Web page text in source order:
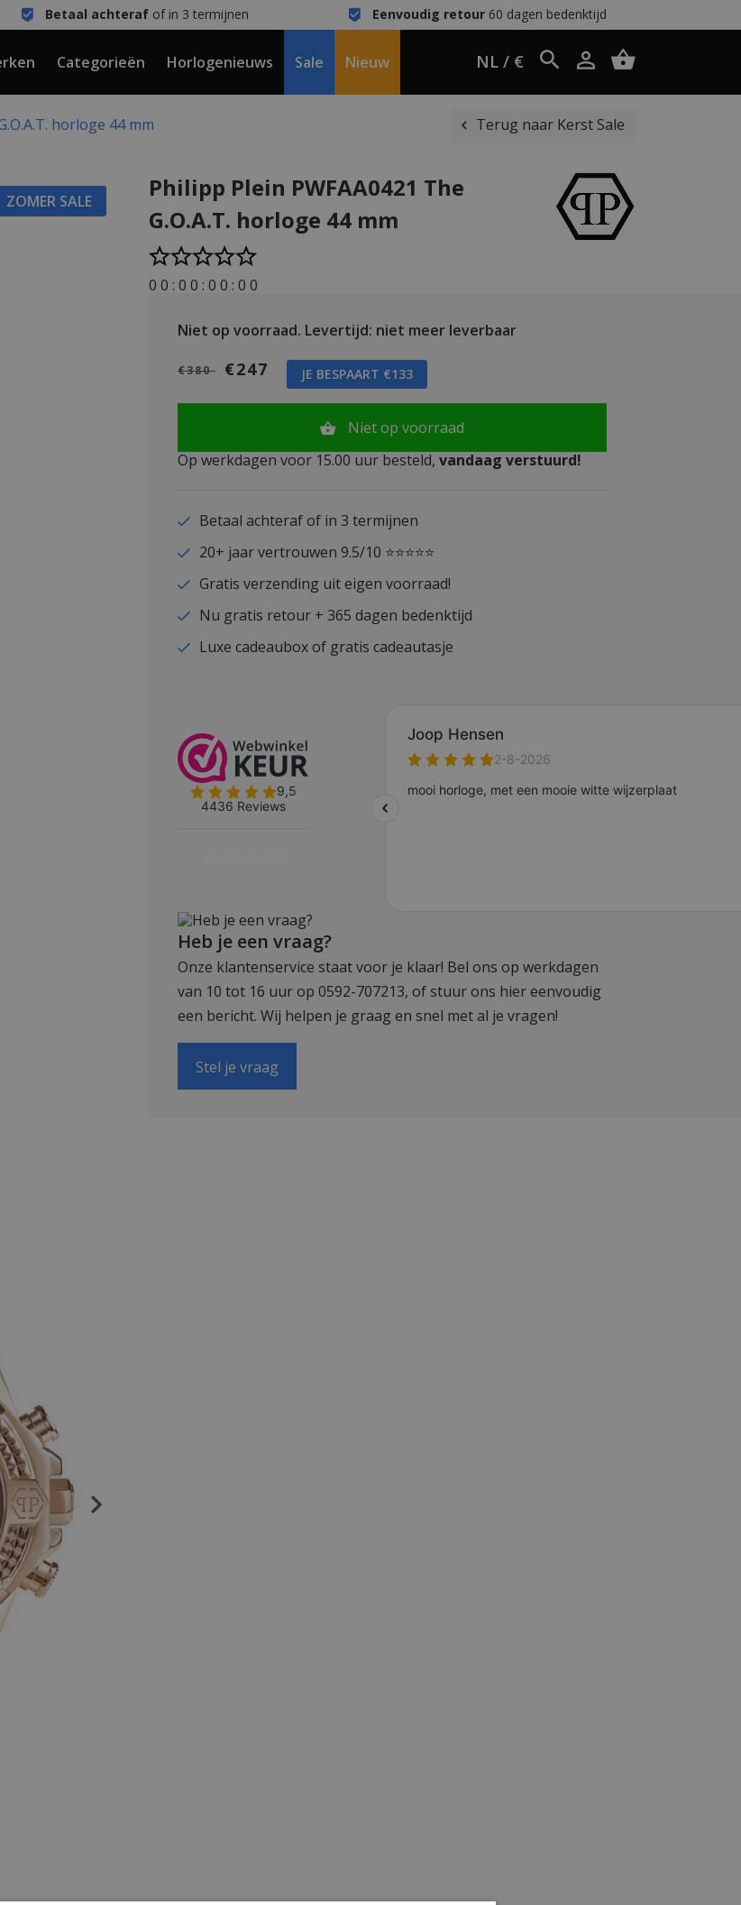
Betaal achterafof in 3 termijnen Eenvoudig retour60 dagen bedenktijd
Categorieën Horlogenieuws Sale Nieuw NL / €
horloge 44 mm Terug naar Kerst Sale
ZOMER SALE
Philipp Plein PWFAA0421 The
G.O.A.T. horloge 44 mm
0 0 : 0 0 : 0 0 : 0 0
Niet op voorraad. Levertijd: niet meer leverbaar
€380 €247 JE BESPAART €133
Niet op voorraad
Op werkdagen voor 15.00 uur besteld, vandaag verstuurd!
Betaal achteraf of in 3 termijnen
20+ jaar vertrouwen 9.5/10 ⭐⭐⭐⭐⭐
Gratis verzending uit eigen voorraad!
Nu gratis retour + 365 dagen bedenktijd
Luxe cadeaubox of gratis cadeautasje
Heb je een vraag?
Onze klantenservice staat voor je klaar! Bel ons op werkdagen
van 10 tot 16 uur op 0592-707213, of stuur ons hier eenvoudig
een bericht. Wij helpen je graag en snel met al je vragen!
Stel je vraag